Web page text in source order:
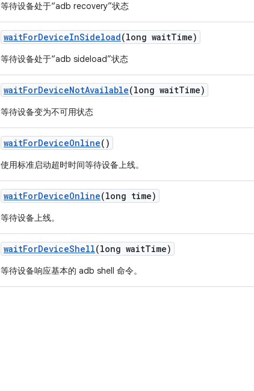
等待设备处于“adb recovery”状态
waitForDeviceInSideload(long waitTime)
等待设备处于“adb sideload”状态
waitForDeviceNotAvailable(long waitTime)
等待设备变为不可用状态
waitForDeviceOnline()
使用标准启动超时时间等待设备上线。
waitForDeviceOnline(long time)
等待设备上线。
waitForDeviceShell(long waitTime)
等待设备响应基本的 adb shell 命令。